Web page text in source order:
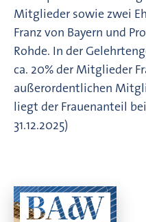
Mitglieder sowie zwei
Franz von Bayern und
Rohde. In der
ca. 20% der Mitglieder
außerordentlichen
liegt der Frauenanteil
31.12.2025)